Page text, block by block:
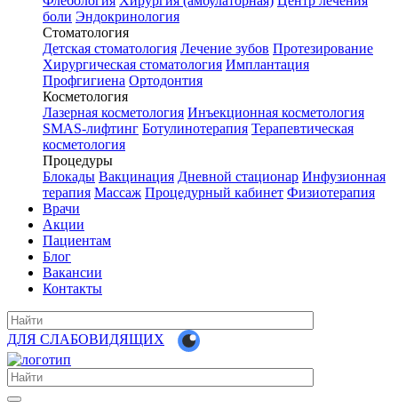
боли Эндокринология
Стоматология
Детская стоматология Лечение зубов Протезирование
Хирургическая стоматология Имплантация
Профгигиена Ортодонтия
Косметология
Лазерная косметология Инъекционная косметология
SMAS-лифтинг Ботулинотерапия Терапевтическая
косметология
Процедуры
Блокады Вакцинация Дневной стационар Инфузионная
терапия Массаж Процедурный кабинет Физиотерапия
Врачи
Акции
Пациентам
Блог
Вакансии
Контакты
ДЛЯ СЛАБОВИДЯЩИХ